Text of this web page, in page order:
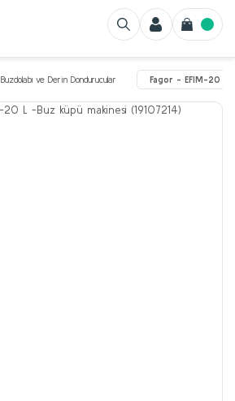
Buzdolabı ve Derin Dondurucular Fagor - EFIM-20 L